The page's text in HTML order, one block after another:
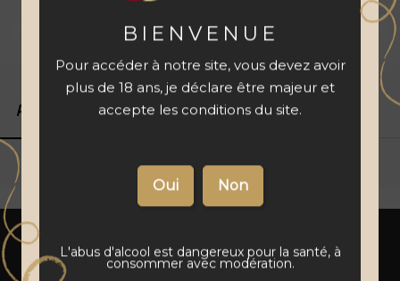
Livraison 48 à 72 h Vins français Paiement sécurisé
Produits associés Détails du produit
BIENVENUE
Pour accéder à notre site, vous devez avoir
plus de 18 ans, je déclare être majeur et
accepte les conditions du site.
L'abus d'alcool est dangereux pour la santé, à
consommer avec modération.